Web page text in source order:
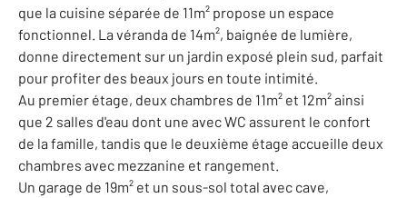
que la cuisine séparée de 11m² propose un espace
fonctionnel. La véranda de 14m², baignée de lumière,
donne directement sur un jardin exposé plein sud, parfait
pour profiter des beaux jours en toute intimité.
Au premier étage, deux chambres de 11m² et 12m² ainsi
que 2 salles d'eau dont une avec WC assurent le confort
de la famille, tandis que le deuxième étage accueille deux
chambres avec mezzanine et rangement.
Un garage de 19m² et un sous-sol total avec cave,